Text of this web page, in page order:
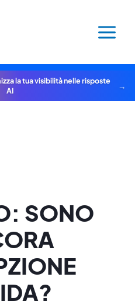
la tua visibilità nelle risposte
AI
SONO